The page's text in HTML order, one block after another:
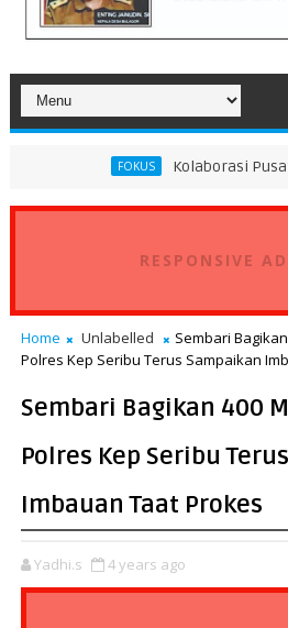
Kolaborasi Pusat dan DKI,
RESPONSIVE
Home Unlabelled
Sembari
Polres Kep Seribu Terus Sampaikan
Sembari Bagikan 400
Polres Kep Seribu
Imbauan Taat Prokes
Yadhi.s 4 years ago